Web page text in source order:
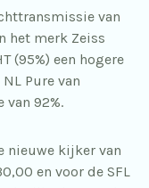
van
het merk Zeiss
(95%) een hogere
Pure van
92%.
nieuwe kijker van
en voor de SFL